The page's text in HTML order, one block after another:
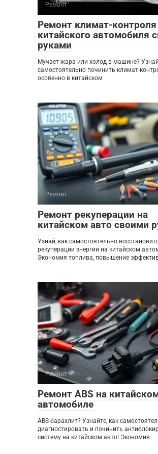
Ремонт
Ремонт климат-контроля
китайского автомобиля
руками
Мучает жара или холод в машине?
самостоятельно починить климат-
особенно в китайском
Ремонт
Ремонт рекуперации на
китайском авто своими
Узнай, как самостоятельно
рекуперации энергии на китайском
Экономия топлива, повышение
Ремонт
Ремонт ABS на
автомобиле
ABS барахлит? Узнайте, как
диагностировать и починить
систему на китайском авто! Экономия